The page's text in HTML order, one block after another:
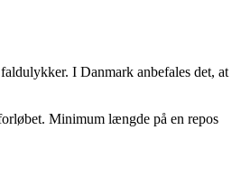
I Danmark anbefales det, at
Minimum længde på en repos